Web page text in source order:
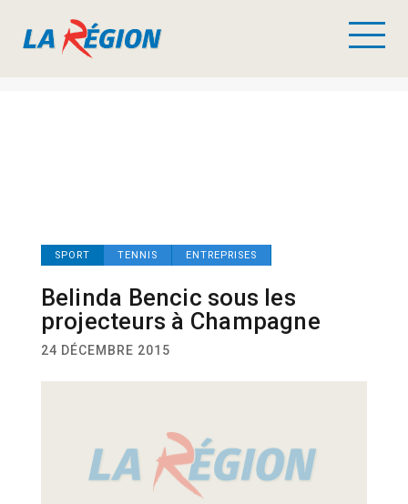
SPORT TENNIS ENTREPRISES
Belinda Bencic sous les
projecteurs à Champagne
24 DÉCEMBRE 2015